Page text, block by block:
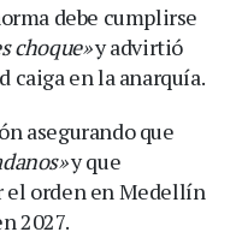
debe cumplirse
choque»y advirtió
caiga en la anarquía.
asegurando que
y que
el orden en Medellín
2027.